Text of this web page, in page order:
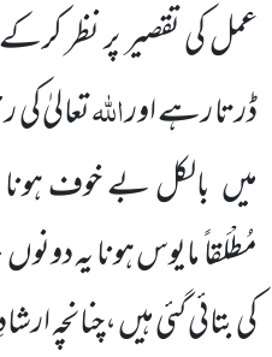
عمل کی تقصیر پر نظر کرکے
ڈرتا رہے اوراللہتعالیٰ
میں بالکل بے خوف ہونا
مُطْلَقا ً مایوس ہونا یہ
کی بتائی گئی ہیں ،چنانچہ